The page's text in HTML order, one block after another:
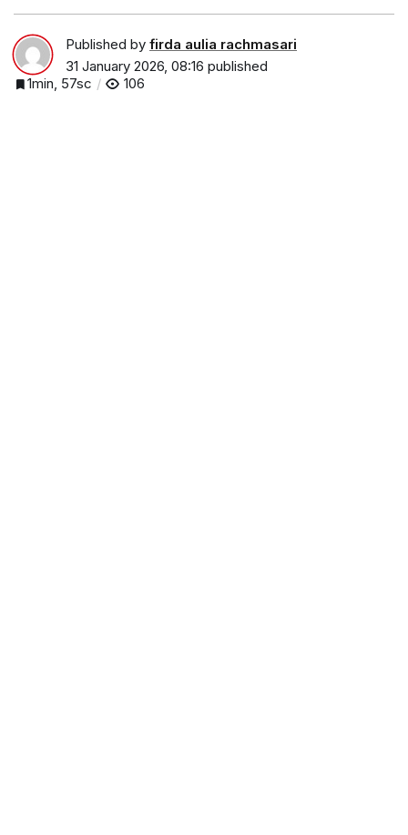
Published by firda aulia rachmasari
31 January 2026, 08:16 published
1min, 57sc
106